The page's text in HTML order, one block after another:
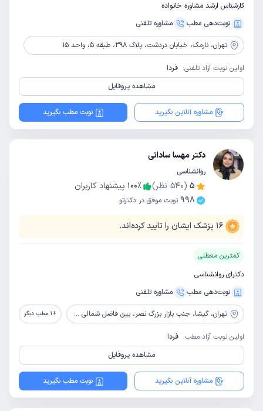
کارشناس ارشد مشاوره خانواده
نوبت‌دهی مطب
مشاوره‌ تلفنی
تهران، نارمک، خیابان دردشت، پلاک 398، طبقه 5، واحد 15
اولین نوبت آزاد تلفنی: فردا
مشاهده پروفایل
مشاوره آنلاین بگیرید نوبت مطب بگیرید
دکتر مهسا ساداتی
روانشناسی
5
(
540 نظر) 100٪
پیشنهاد کاربران
998 نوبت موفق در دکترتو
16 پزشک ایشان را تایید کرده‌اند.
کمترین معطلی
دکترای روانشناسی
نوبت‌دهی مطب
مشاوره‌ تلفنی
تهران،گیشا، جنب بازار بزرگ نصر، بین فاضل شمالی و سبحانی، پلاک 180، طبقه دوم، واحد 3، کلینیک غزل +
1 مطب دیگر
اولین نوبت آزاد مطب: فردا
مشاهده پروفایل
مشاوره آنلاین بگیرید نوبت مطب بگیرید